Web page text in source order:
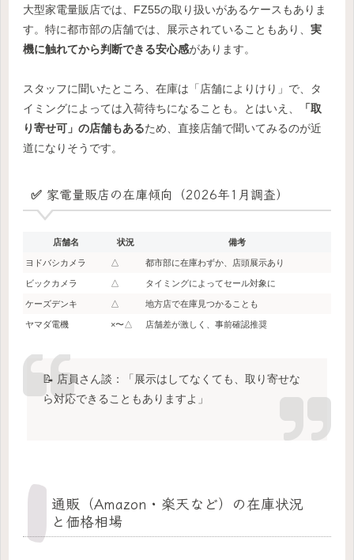
大型家電量販店では、FZ55の取り扱いがあるケースもありま
す。特に都市部の店舗では、展示されていることもあり、 実
機に触れてから判断できる安心感があります。
スタッフに聞いたところ、在庫は「店舗によりけり」で、タ
イミングによっては入荷待ちになることも。とはいえ、
「取
り寄せ可」の店舗もあるため、直接店舗で聞いてみるのが近
道になりそうです。
✅ 家電量販店の在庫傾向（2026年1月調査）
店舗名 状況 備考
ヨドバシカメラ △ 都市部に在庫わずか、店頭展示あり
ビックカメラ △ タイミングによってセール対象に
ケーズデンキ △ 地方店で在庫見つかることも
ヤマダ電機 ×〜△ 店舗差が激しく、事前確認推奨
📝 店員さん談：「展示はしてなくても、取り寄せな
ら対応できることもありますよ」
通販（Amazon・楽天など）の在庫状況
と価格相場